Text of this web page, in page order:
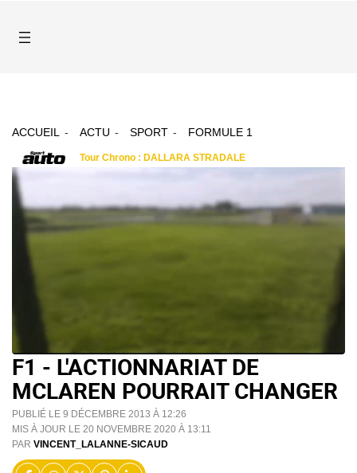
ACCUEIL ACTU SPORT FORMULE 1
F1 - L'ACTIONNARIAT DE
MCLAREN POURRAIT CHANGER
PUBLIÉ LE 9 DÉCEMBRE 2013 À 12:26
MIS À JOUR LE 20 NOVEMBRE 2020 À 13:11
PAR VINCENT_LALANNE-SICAUD